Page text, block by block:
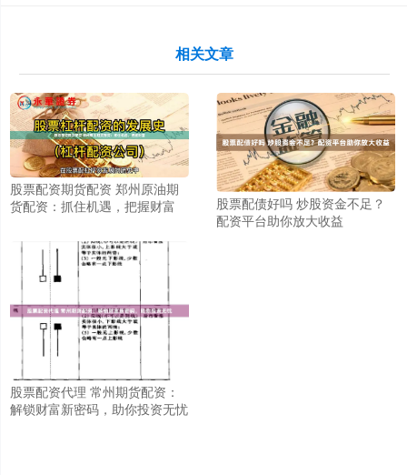
相关文章
股票配资期货配资 郑州原油期
货配资：抓住机遇，把握财富
股票配债好吗 炒股资金不足？
配资平台助你放大收益
股票配资代理 常州期货配资：
解锁财富新密码，助你投资无忧